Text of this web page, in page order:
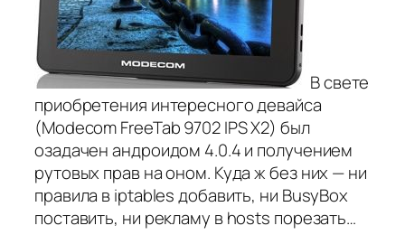
В свете
приобретения интересного девайса
(Modecom FreeTab 9702 IPS X2) был
озадачен андроидом 4.0.4 и получением
рутовых прав на оном. Куда ж без них — ни
правила в iptables добавить, ни BusyBox
поставить, ни рекламу в hosts порезать…